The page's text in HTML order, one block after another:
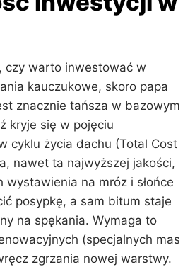
czy warto inwestować w
kauczukowe, skoro papa
znacznie tańsza w bazowym
kryje się w pojęciu
cyklu życia dachu (Total Cost
nawet ta najwyższej jakości,
wystawienia na mróz i słońce
posypkę, a sam bitum staje
na spękania. Wymaga to
(specjalnych mas
zgrzania nowej warstwy.